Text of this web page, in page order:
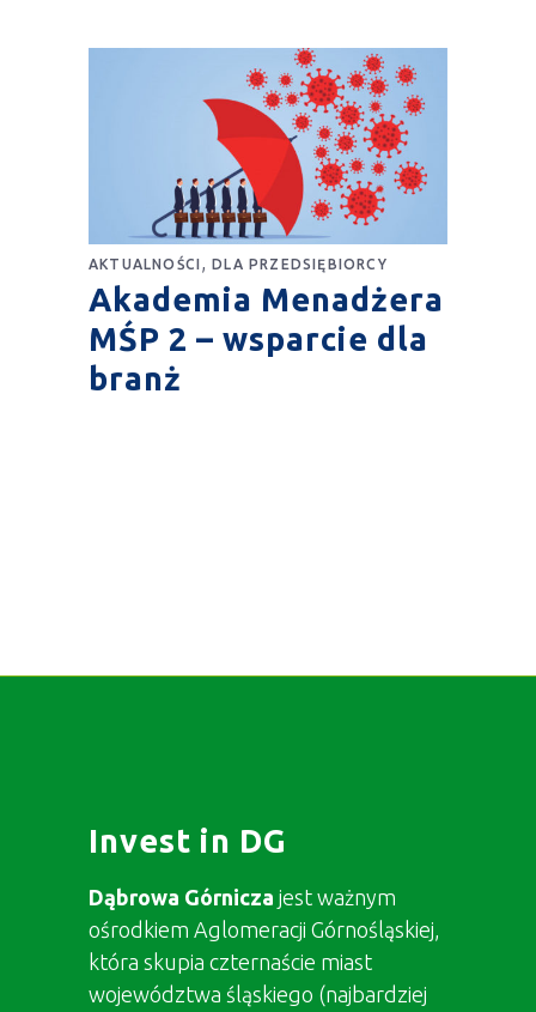
AKTUALNOŚCI ,DLA PRZEDSIĘBIORCY
Akademia Menadżera
MŚP 2 – wsparcie dla
branż
Invest in DG
Dąbrowa Górnicza jest ważnym
ośrodkiem Aglomeracji Górnośląskiej,
która skupia czternaście miast
województwa śląskiego (najbardziej